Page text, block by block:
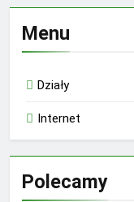
Menu
Działy
Internet
Polecamy